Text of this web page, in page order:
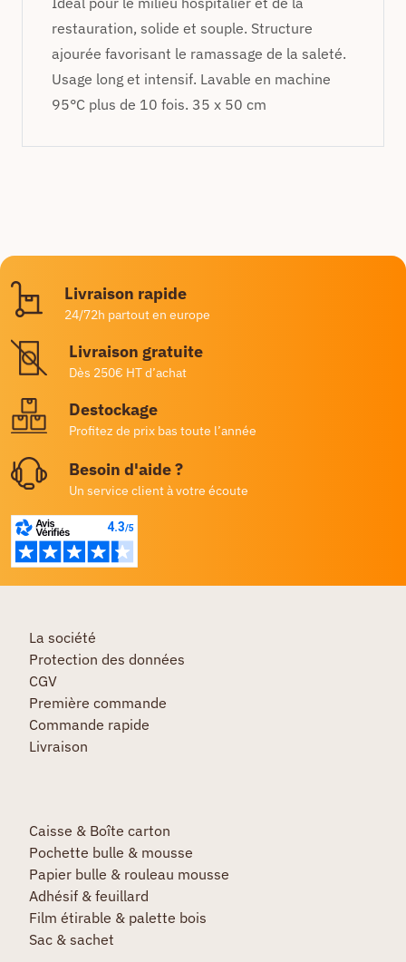
restauration, solide et souple. Structure
ajourée favorisant le ramassage de la saleté.
Usage long et intensif. Lavable en machine
95°C plus de 10 fois. 35 x 50 cm
Livraison rapide
24/72h partout en europe
Livraison gratuite
Dès 250€ HT d’achat
Destockage
Profitez de prix bas toute l’année
Besoin d'aide ?
Un service client à votre écoute
La société
Protection des données
CGV
Première commande
Commande rapide
Livraison
Caisse & Boîte carton
Pochette bulle & mousse
Papier bulle & rouleau mousse
Adhésif & feuillard
Film étirable & palette bois
Sac & sachet